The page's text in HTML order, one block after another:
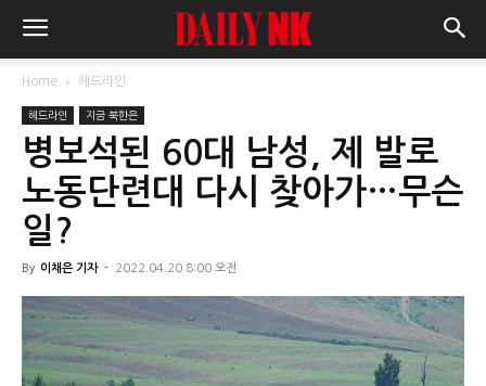
Home 헤드라인
헤드라인 지금 북한은
병보석된 60대 남성, 제 발로
노동단련대 다시 찾아가…무슨
일?
By 이채은 기자 - 2022.04.20 8:00 오전